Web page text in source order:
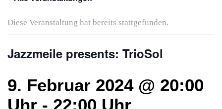
Diese Veranstaltung hat bereits stattgefunden.
Jazzmeile presents: TrioSol
9. Februar 2024 @ 20:00
Uhr - 22:00 Uhr